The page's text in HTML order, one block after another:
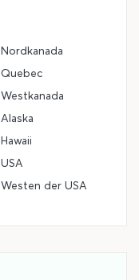
Nordkanada
Quebec
Westkanada
Alaska
Hawaii
USA
Westen der USA